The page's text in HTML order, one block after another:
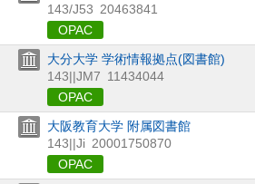
143/J53 20463841
OPAC
大分大学 学術情報拠点(図書館)
143||JM7 11434044
OPAC
大阪教育大学 附属図書館
143||Ji 20001750870
OPAC